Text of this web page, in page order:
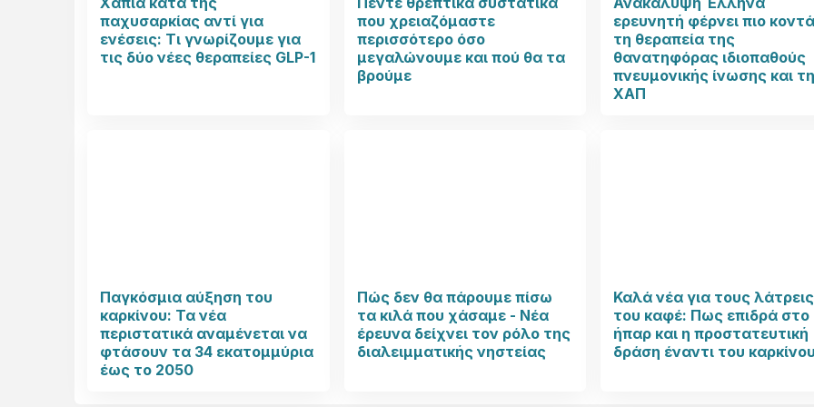
παχυσαρκίας αντί για
ενέσεις: Τι γνωρίζουμε για
τις δύο νέες θεραπείες GLP-1
που χρειαζόμαστε
περισσότερο όσο
μεγαλώνουμε και πού θα τα
βρούμε
ερευνητή φέρνει πιο κοντά
τη θεραπεία της
θανατηφόρας ιδιοπαθούς
πνευμονικής ίνωσης και
ΧΑΠ
Παγκόσμια αύξηση του
καρκίνου: Τα νέα
περιστατικά αναμένεται να
φτάσουν τα 34 εκατομμύρια
έως το 2050
Πώς δεν θα πάρουμε πίσω
τα κιλά που χάσαμε - Νέα
έρευνα δείχνει τον ρόλο της
διαλειμματικής νηστείας
Καλά νέα για τους λάτρεις
του καφέ: Πως επιδρά στο
ήπαρ και η προστατευτική
δράση έναντι του καρκίνου